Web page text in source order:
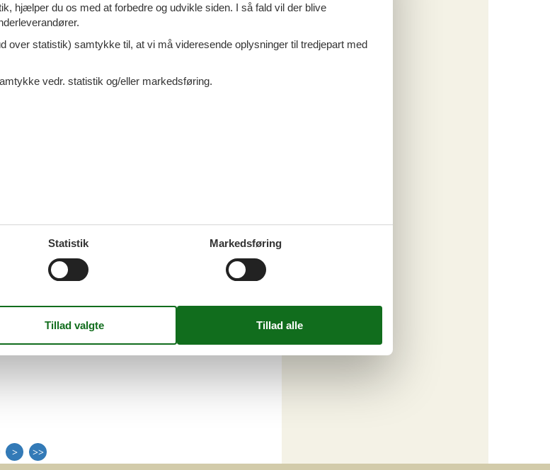
> >>
hjælper du os med at forbedre og udvikle siden. I så fald vil der blive
over statistik) samtykke til, at vi må videresende oplysninger til tredjepart med
vedr. statistik og/eller markedsføring.
Statistik Markedsføring